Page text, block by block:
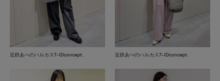
近鉄あべのハルカス7-IDconcept. 近鉄あべのハルカス7-IDconcept.